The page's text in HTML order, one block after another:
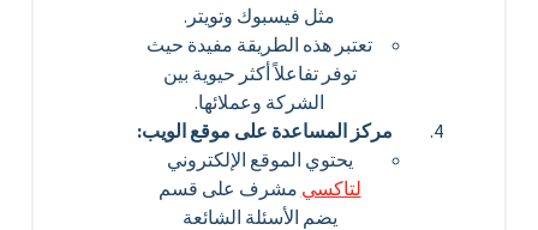
مثل فيسبوك وتويتر.
تعتبر هذه الطريقة مفيدة حيث
توفر تفاعلاً أكثر حيوية بين
الشركة وعملائها.
مركز المساعدة على موقع الويب:
يحتوي الموقع الإلكتروني
لتاكسي مشرف على قسم
يضم الأسئلة الشائعة